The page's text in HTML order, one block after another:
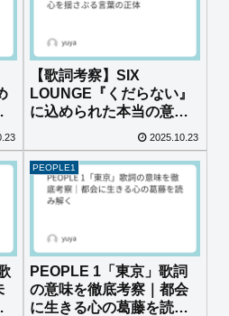
【歌詞考察】SIX
LOUNGE『くだらない』
に込められた本当の意味
とは？心を揺さぶる言葉
の正体
2025.10.23
PEOPLE1
PEOPLE 1「東京」歌詞
の意味を徹底考察｜都会
に生きる心の葛藤を読み